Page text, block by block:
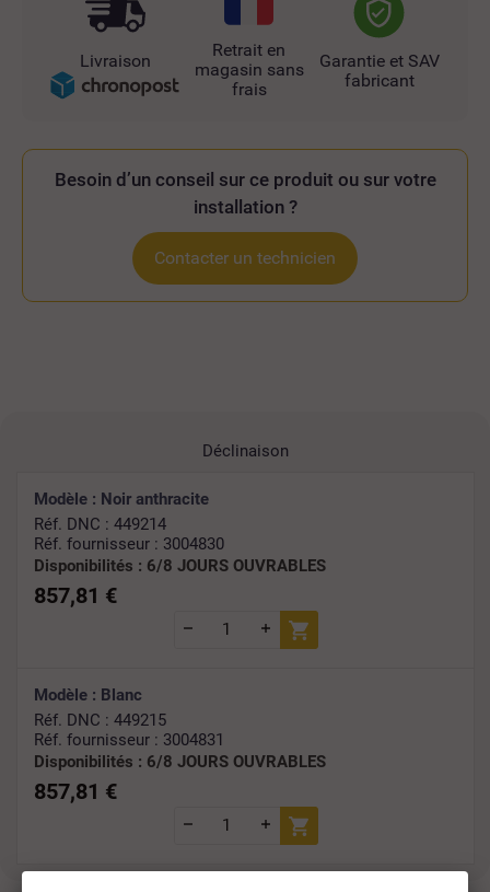
Livraison
Retrait en
magasin sans
frais
Garantie et SAV
fabricant
Besoin d’un conseil sur ce produit ou sur votre
installation ?
Contacter un technicien
Déclinaison
Modèle : Noir anthracite
Réf. DNC : 449214
Réf. fournisseur : 3004830
Disponibilités : 6/8 JOURS OUVRABLES
857,81 €
Modèle : Blanc
Réf. DNC : 449215
Réf. fournisseur : 3004831
Disponibilités : 6/8 JOURS OUVRABLES
857,81 €